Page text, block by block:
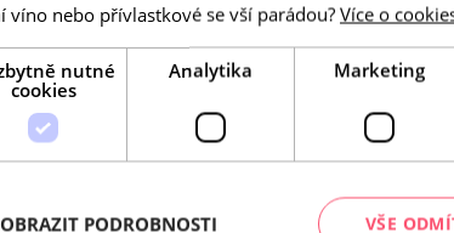
jednoho z nejmodernějších simulačních
Lékařské fakulty Masarykovy univerzity, otevírá
do špičkového výukového prostředí, kde se
zdravotničtí profesionálové.
výukové prostory a nahlédnete na místa,
operační sál, jednotku intenzivní péče (JIP) i
víno nebo přívlastkové se vší parádou? Více o
nutné
cookies
Analytika Marketing
VŠE
PODROBNOSTI